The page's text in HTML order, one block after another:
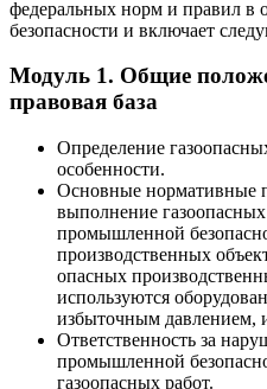
федеральных норм и правил в
безопасности и включает
Модуль 1. Общие
правовая база
Определение
особенности.
Основные нормативные
выполнение
промышленной
производственных
опасных
используются
избыточным давлением,
Ответственность за
промышленной
газоопасных работ.